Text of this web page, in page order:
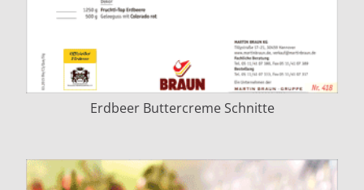
Erdbeer Buttercreme Schnitte